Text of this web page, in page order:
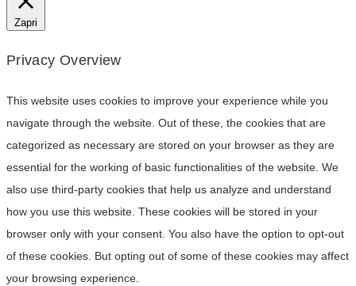
Zapri
Privacy Overview
This website uses cookies to improve your experience while you
navigate through the website. Out of these, the cookies that are
categorized as necessary are stored on your browser as they are
essential for the working of basic functionalities of the website. We
also use third-party cookies that help us analyze and understand
how you use this website. These cookies will be stored in your
browser only with your consent. You also have the option to opt-out
of these cookies. But opting out of some of these cookies may affect
your browsing experience.